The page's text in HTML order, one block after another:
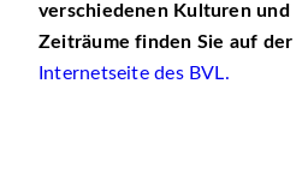
verschiedenen Kulturen und
Zeiträume finden Sie auf der
Internetseite des BVL.